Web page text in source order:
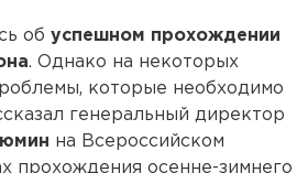
об успешном прохождении
. Однако на некоторых
которые необходимо
генеральный директор
на Всероссийском
прохождения осенне-зимнего